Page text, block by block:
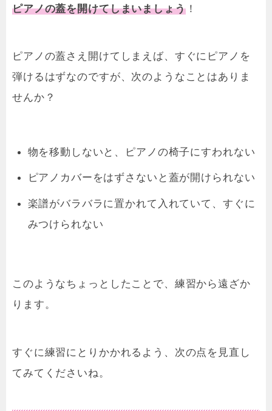
ピアノの蓋を開けてしまいましょう！
ピアノの蓋さえ開けてしまえば、すぐにピアノを
弾けるはずなのですが、次のようなことはありま
せんか？
物を移動しないと、ピアノの椅子にすわれない
ピアノカバーをはずさないと蓋が開けられない
楽譜がバラバラに置かれて入れていて、すぐに
みつけられない
このようなちょっとしたことで、練習から遠ざか
ります。
すぐに練習にとりかかれるよう 、次の点を見直し
てみてくださいね。